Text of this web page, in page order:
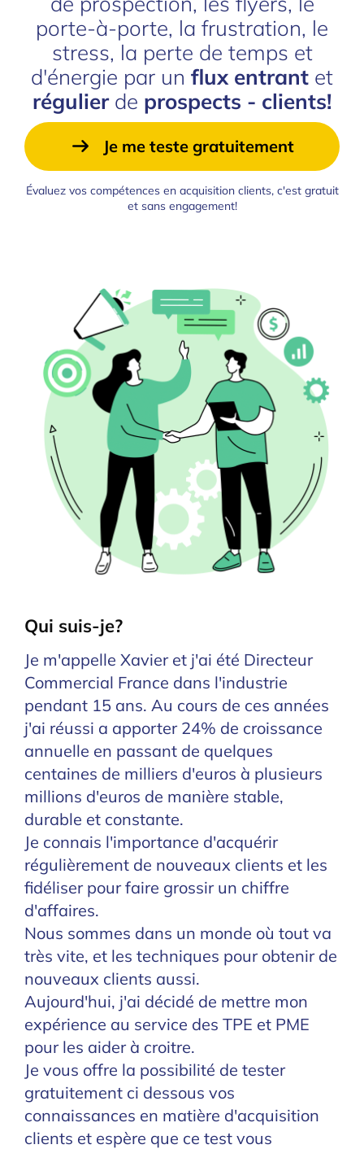
porte-à-porte, la frustration, le
stress, la perte de temps et
d'énergie par un flux entrant et
régulierde prospects - clients!
Je me teste gratuitement
Évaluez vos compétences en acquisition clients, c'est gratuit
et sans engagement!
Qui suis-je?
Je m'appelle Xavier et j'ai été Directeur
Commercial France dans l'industrie
pendant 15 ans. Au cours de ces années
j'ai réussi a apporter 24% de croissance
annuelle en passant de quelques
centaines de milliers d'euros à plusieurs
millions d'euros de manière stable,
durable et constante.
Je connais l'importance d'acquérir
régulièrement de nouveaux clients et les
fidéliser pour faire grossir un chiffre
d'affaires.
Nous sommes dans un monde où tout va
très vite, et les techniques pour obtenir de
nouveaux clients aussi.
Aujourd'hui, j'ai décidé de mettre mon
expérience au service des TPE et PME
pour les aider à croitre.
Je vous offre la possibilité de tester
gratuitement ci dessous vos
connaissances en matière d'acquisition
clients et espère que ce test vous